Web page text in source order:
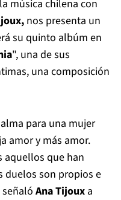
música chilena con
nos presenta un
su quinto albúm en
", una de sus
una composición
para una mujer
amor y más amor.
aquellos que han
duelos son propios e
Ana Tijoux a